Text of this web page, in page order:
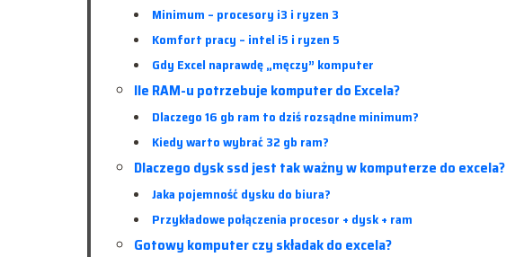
Minimum – procesory i3 i ryzen 3
Komfort pracy – intel i5 i ryzen 5
Gdy Excel naprawdę „męczy” komputer
Ile RAM-u potrzebuje komputer do Excela?
Dlaczego 16 gb ram to dziś rozsądne minimum?
Kiedy warto wybrać 32 gb ram?
Dlaczego dysk ssd jest tak ważny w komputerze do excela?
Jaka pojemność dysku do biura?
Przykładowe połączenia procesor + dysk + ram
Gotowy komputer czy składak do excela?